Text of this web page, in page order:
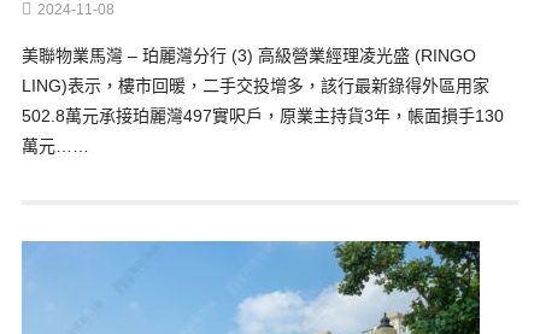
2024-11-08
美聯物業馬灣 – 珀麗灣分行 (3) 高級營業經理凌光盛 (RINGO
LING)表示，樓市回暖，二手交投增多，該行最新錄得外區用家
502.8萬元承接珀麗灣497實呎戶，原業主持貨3年，帳面損手130
萬元……